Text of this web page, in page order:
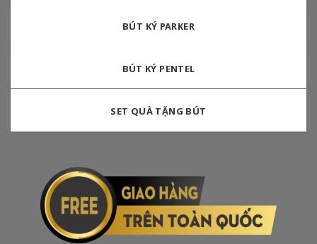
BÚT KÝ PARKER
BÚT KÝ PENTEL
SET QUÀ TẶNG BÚT